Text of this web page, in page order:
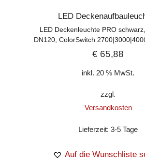
LED
LED Deckenleuchte PRO
DN120, ColorSwitch
€ 65,88
inkl. 20 % MwSt.
zzgl.
Versandkosten
Lieferzeit:3-5 Tage
Auf die Wunschliste